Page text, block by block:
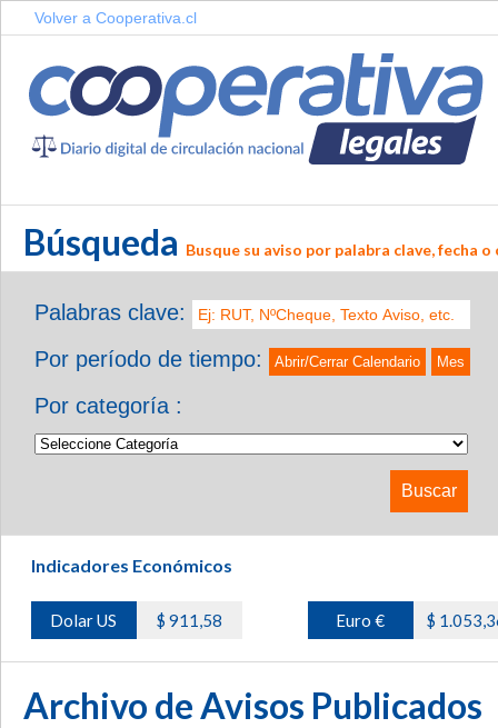
Volver a Cooperativa.cl
Búsqueda Busque su aviso por palabra clave, fecha
Palabras clave:
Por período de tiempo:
Abrir/Cerrar Calendario Mes
Por categoría :
Indicadores Económicos
Dolar US $ 911,58 Euro € $
Archivo de Avisos Publicados